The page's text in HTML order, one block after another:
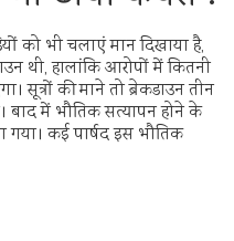
को भी चलाएं मान दिखाया है,
थी, हालांकि आरोपों में कितनी
सूत्रों की माने तो ब्रेकडाउन तीन
में भौतिक सत्यापन होने के
गया। कई पार्षद इस भौतिक